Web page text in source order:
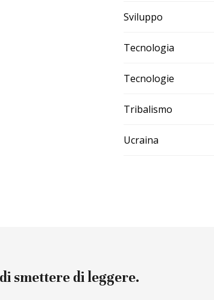
Sviluppo
Tecnologia
Tecnologie
Tribalismo
Ucraina
smettere di leggere.